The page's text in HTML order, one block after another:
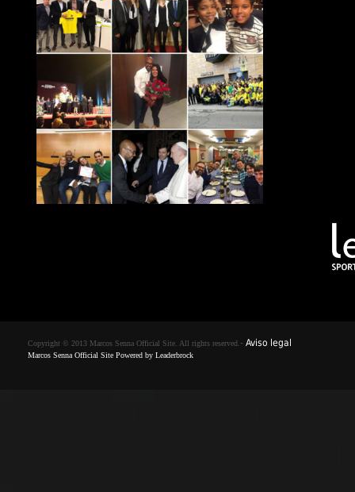
Copyright © 2013 Marcos Senna Official Site. All rights reserved.
Marcos Senna Official Site Powered by Leaderbrock
- Aviso legal